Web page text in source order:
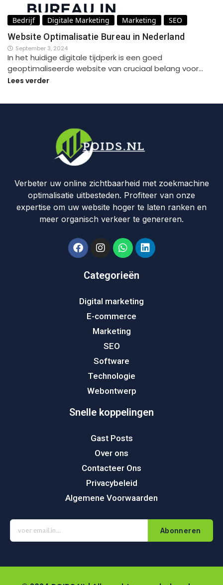
Bedrijf Digitale Marketing Marketing SEO
Website Optimalisatie Bureau in Nederland
September 3, 2024
In het huidige digitale tijdperk is een goed
geoptimaliseerde website van cruciaal belang voor…
Lees verder
Verbeter uw online zichtbaarheid met zoekmachine
optimalisatie uitbesteden. Profiteer van onze
expertise om uw website hoger te laten ranken en
meer organisch verkeer te genereren.
Categorieën
Digital marketing
E-commerce
Marketing
SEO
Software
Technologie
Webontwerp
Snelle koppelingen
Gast Posts
Over ons
Contacteer Ons
Privacybeleid
Algemene Voorwaarden
Abonneren